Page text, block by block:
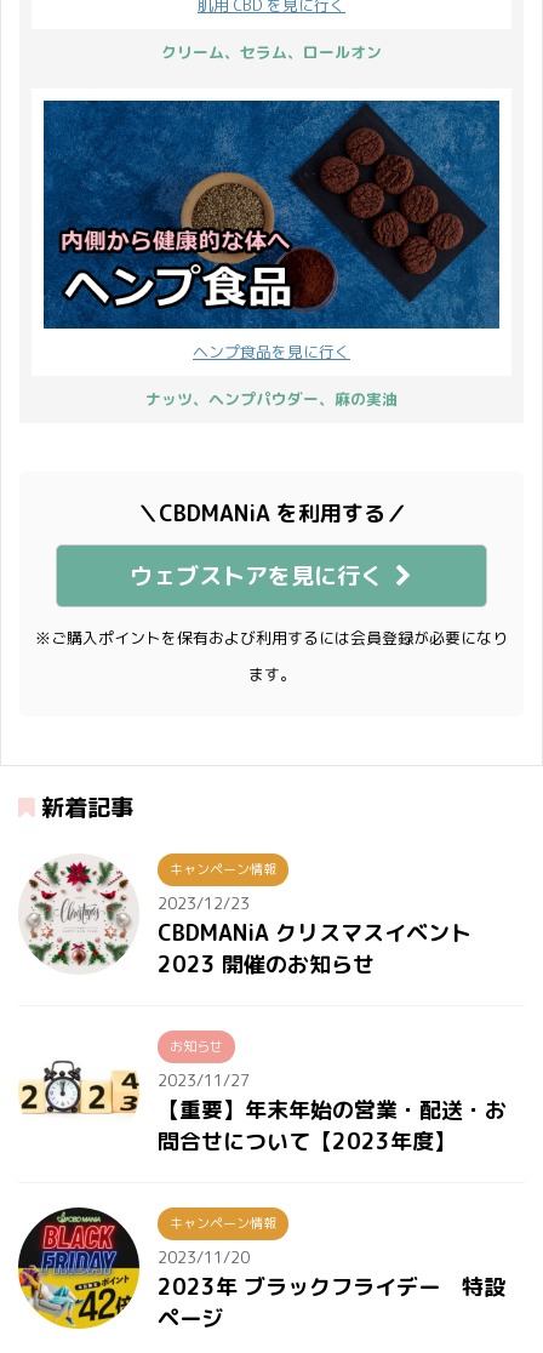
肌用 CBD を見に行く
クリーム、セラム、ロールオン
ヘンプ食品を見に行く
ナッツ、ヘンプパウダー、麻の実油
＼CBDMANiA を利用する／
ウェブストアを見に行く
※ご購入ポイントを保有および利用するには会員登録が必要になり
ます。
新着記事
キャンペーン情報
2023/12/23
CBDMANiA クリスマスイベント
2023 開催のお知らせ
お知らせ
2023/11/27
【重要】年末年始の営業・配送・お
問合せについて【2023年度】
キャンペーン情報
2023/11/20
2023年 ブラックフライデー 特設
ページ